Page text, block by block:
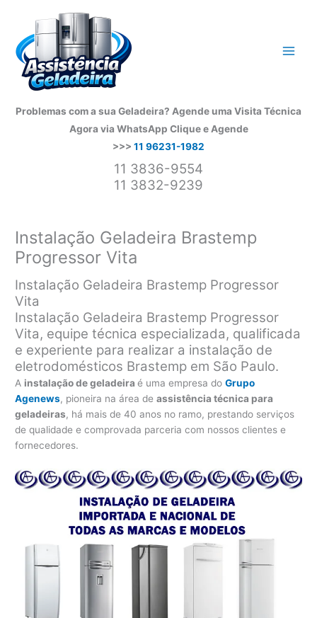
conteúdo
Problemas com a sua Geladeira? Agende uma Visita Técnica
Agora via WhatsApp Clique e Agende
>>> 11 96231-1982
11 3836-9554
11 3832-9239
Instalação Geladeira Brastemp
Progressor Vita
Instalação Geladeira Brastemp Progressor
Vita
Instalação Geladeira Brastemp Progressor
Vita, equipe técnica especializada, qualificada
e experiente para realizar a instalação de
eletrodomésticos Brastemp em São Paulo.
A instalação de geladeiraé uma empresa doGrupo
Agenews, pioneira na área deassistência técnica para
geladeiras, há mais de 40 anos no ramo, prestando serviços
de qualidade e comprovada parceria com nossos clientes e
fornecedores.